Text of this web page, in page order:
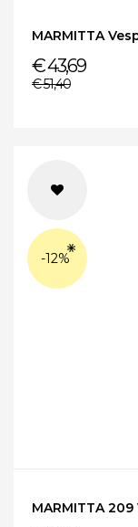
MARMITTA
€ 43,69
€ 51,40
-12%
MARMITTA 209